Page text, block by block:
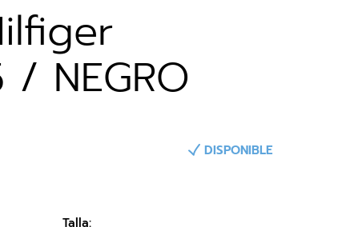
NEGRO
DISPONIBLE
Talla: